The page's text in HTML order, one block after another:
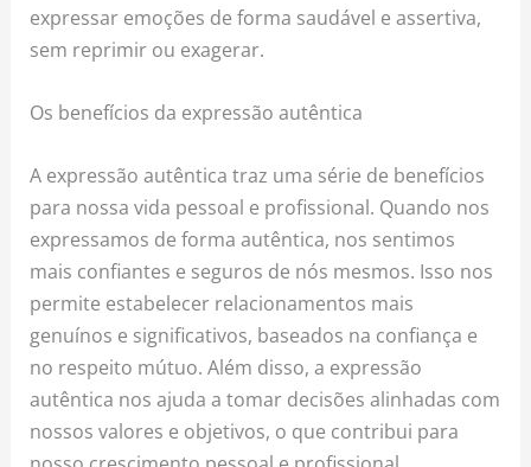
expressar emoções de forma saudável e assertiva,
sem reprimir ou exagerar.
Os benefícios da expressão autêntica
A expressão autêntica traz uma série de benefícios
para nossa vida pessoal e profissional. Quando nos
expressamos de forma autêntica, nos sentimos
mais confiantes e seguros de nós mesmos. Isso nos
permite estabelecer relacionamentos mais
genuínos e significativos, baseados na confiança e
no respeito mútuo. Além disso, a expressão
autêntica nos ajuda a tomar decisões alinhadas com
nossos valores e objetivos, o que contribui para